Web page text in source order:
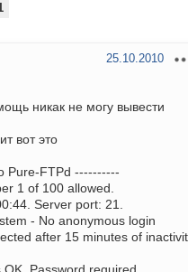
25.10.2010
никак не могу вывести
вот это
Pure-FTPd ----------
1 of 100 allowed.
Server port: 21.
- No anonymous login
after 15 minutes of